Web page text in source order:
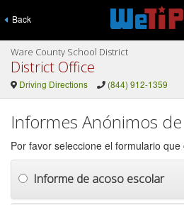
Back
Ware County School District
District Office
Driving Directions (844) 912-1359
Informes Anónimos
Por favor seleccione el formulario
Informe de acoso escolar